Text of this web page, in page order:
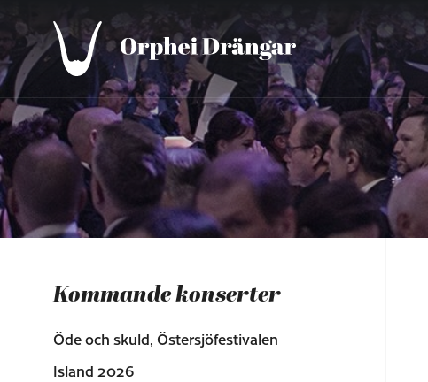
Kommande konserter
Öde och skuld, Östersjöfestivalen
Island 2026